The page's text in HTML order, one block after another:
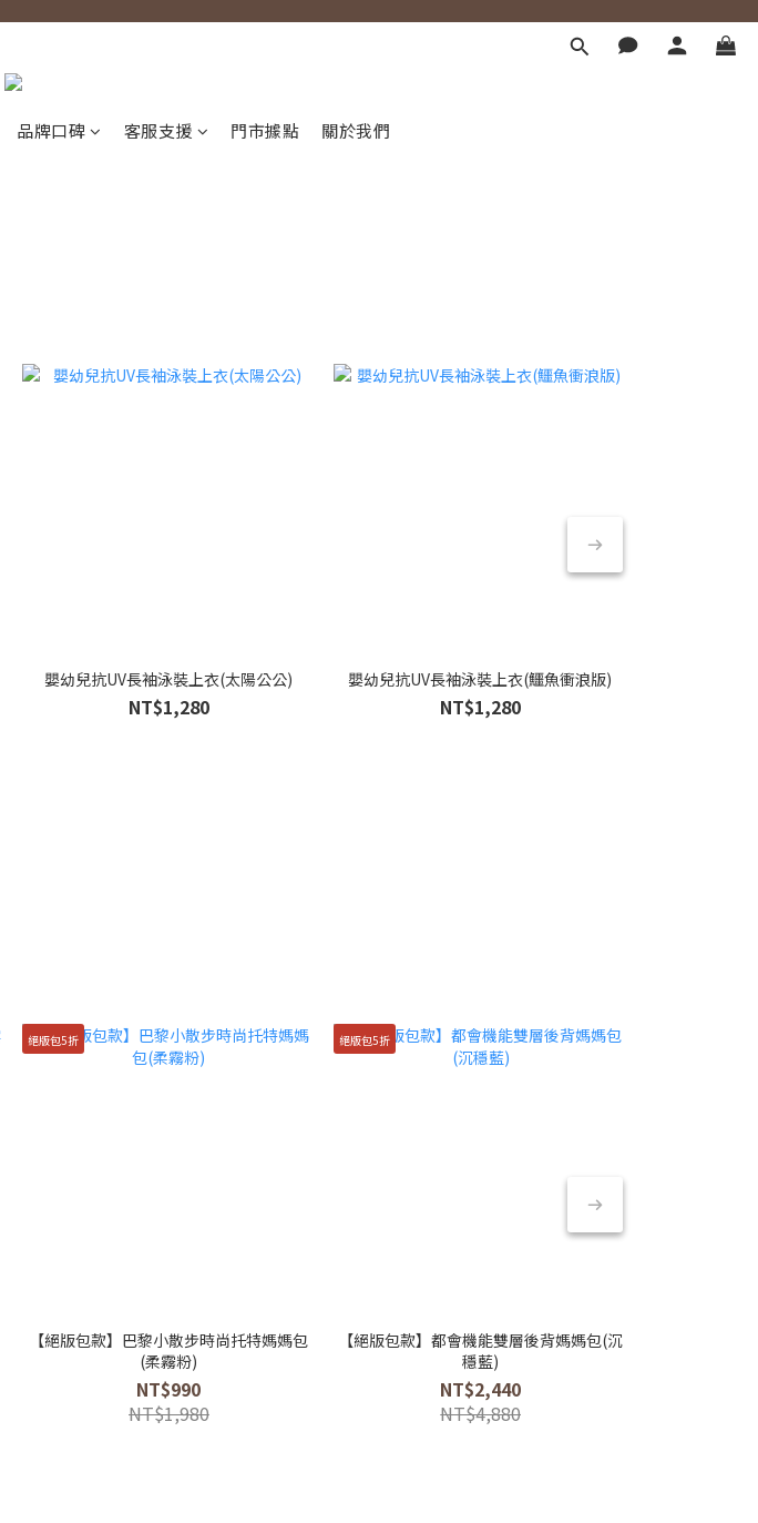
品牌口碑 客服支援 門市據點 關於我們
嬰幼兒抗UV長袖泳裝上衣(太陽公公)
NT$1,280
嬰幼兒抗UV長袖泳裝上衣(鱷魚衝浪版)
NT$1,280
絕版包5折
【絕版包款】巴黎小散步時尚托特媽媽包
(柔霧粉)
NT$990
NT$1,980
絕版包5折
【絕版包款】都會機能雙層後背媽媽包(沉
穩藍)
NT$2,440
NT$4,880